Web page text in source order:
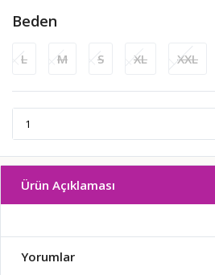
Beden
L M S XL XXL
Ürün Açıklaması
Yorumlar